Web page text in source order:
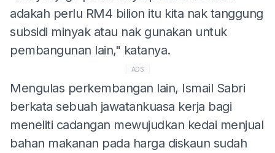
adakah perlu RM4 bilion itu kita nak tanggung
subsidi minyak atau nak gunakan untuk
pembangunan lain," katanya.
ADS
Mengulas perkembangan lain, Ismail Sabri
berkata sebuah jawatankuasa kerja bagi
meneliti cadangan mewujudkan kedai menjual
bahan makanan pada harga diskaun sudah